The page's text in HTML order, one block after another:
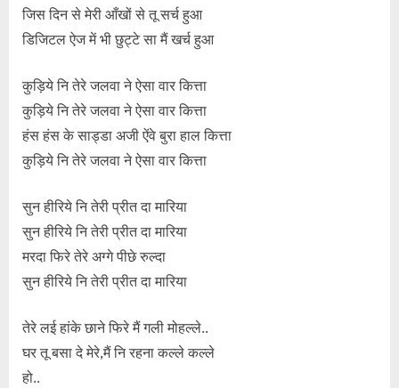
जिस दिन से मेरी आँखों से तू सर्च हुआ
डिजिटल ऐज में भी छुट्टे सा मैं खर्च हुआ
कुड़िये नि तेरे जलवा ने ऐसा वार कित्ता
कुड़िये नि तेरे जलवा ने ऐसा वार कित्ता
हंस हंस के साड्डा अजी ऐंवे बुरा हाल कित्ता
कुड़िये नि तेरे जलवा ने ऐसा वार कित्ता
सुन हीरिये नि तेरी प्रीत दा मारिया
सुन हीरिये नि तेरी प्रीत दा मारिया
मरदा फिरे तेरे अग्गे पीछे रुल्दा
सुन हीरिये नि तेरी प्रीत दा मारिया
तेरे लई हांके छाने फिरे मैं गली मोहल्ले..
घर तू बसा दे मेरे,मैं नि रहना कल्ले कल्ले
हो..